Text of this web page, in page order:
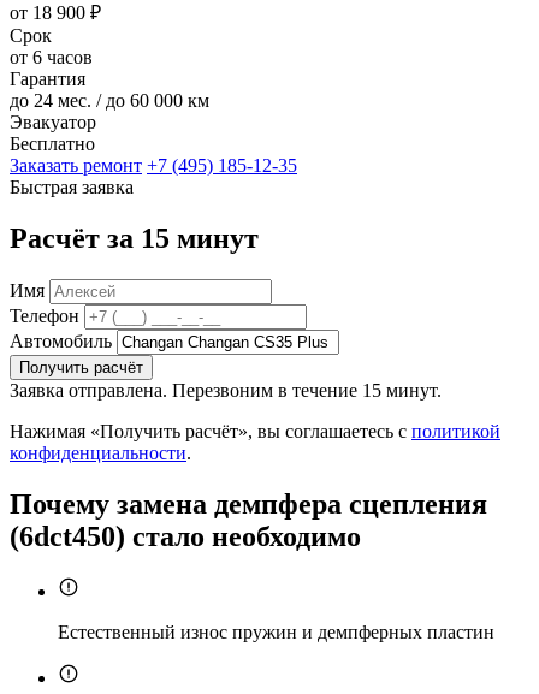
от 18 900 ₽
Срок
от 6 часов
Гарантия
до 24 мес. / до 60 000 км
Эвакуатор
Бесплатно
Заказать ремонт +7 (495) 185-12-35
Быстрая заявка
Расчёт за 15 минут
Имя
Телефон
Автомобиль
Получить расчёт
Заявка отправлена. Перезвоним в течение 15 минут.
Нажимая «Получить расчёт», вы соглашаетесь с политикой
конфиденциальности.
Почему замена демпфера сцепления
(6dct450) стало необходимо
Естественный износ пружин и демпферных пластин